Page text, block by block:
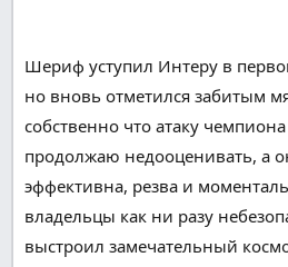
Шериф уступил Интеру в
но вновь отметился забитым
собственно что атаку
продолжаю недооценивать, а
эффективна, резва и
владельцы как ни разу
выстроил замечательный